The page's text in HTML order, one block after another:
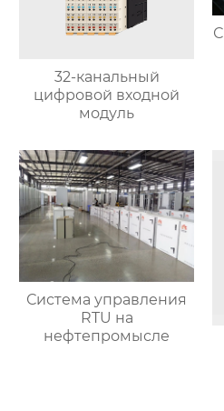
32-канальный
цифровой входной
модуль
Система управления
RTU на
нефтепромысле